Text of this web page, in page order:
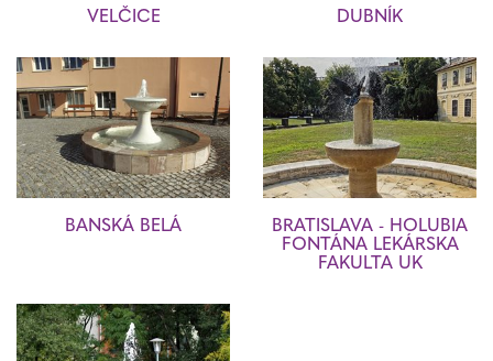
VELČICE DUBNÍK
BANSKÁ BELÁ BRATISLAVA - HOLUBIA
FONTÁNA LEKÁRSKA
FAKULTA UK